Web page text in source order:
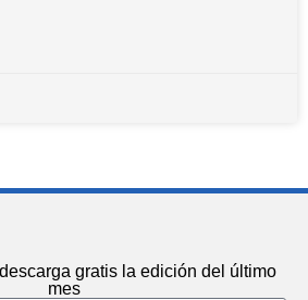
gratis la edición del último
mes